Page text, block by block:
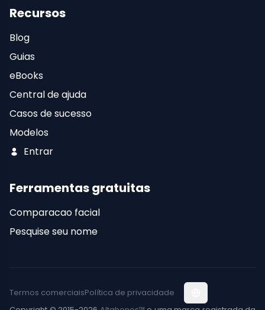
Recursos
Blog
Guias
eBooks
Central de ajuda
Casos de sucesso
Modelos
Entrar
Ferramentas gratuitas
Comparacao facial
Pesquise seu nome
Termos comerciaisPolítica de privacidade